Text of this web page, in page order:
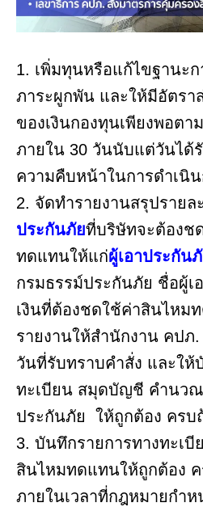
1. เพิ่มทุนหรือแก้ไขฐานะก
ภาระผูกพัน และให้มีอัตรา
ของเงินกองทุนเพียงพอต
ภายใน 30 วันนับแต่วันได้
ความคืบหน้าในการดำเนิ
2. จัดทำรายงานสรุปรายล
ประกันภัยที่บริษัทจะต้องช
ทดแทนให้แก่ผู้เอาประกัน
กรมธรรม์ประกันภัย ชื่อผู้เ
เงินที่ต้องชดใช้ค่าสินไหม
รายงานให้สำนักงาน คป
วันที่รับทราบคำสั่ง และให้
ทะเบียน สมุดบัญชี คำนวณ
ประกันภัย ให้ถูกต้อง ครบ
3. บันทึกรายการทางทะเบี
สินไหมทดแทนให้ถูกต้อง
ภายในเวลาที่กฎหมายกำห